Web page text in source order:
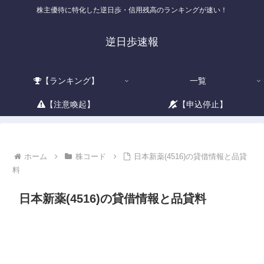
株主優待に特化した逆日歩・信用残高のランキングが速い！
逆日歩速報
【ランキング】 一覧
【注意喚起】 【申込停止】
ホーム 株コード
日本新薬(4516)の貸借情報と品貸
料
日本新薬(4516)の貸借情報と品貸料